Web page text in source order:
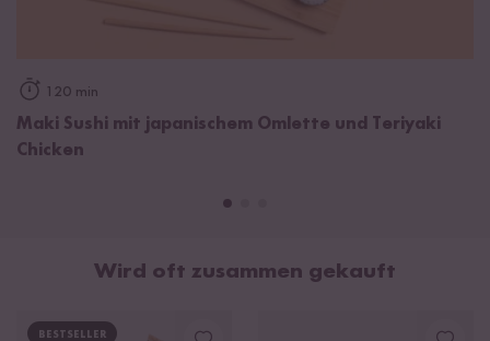
120 min
Maki Sushi mit japanischem Omlette und Teriyaki
Chicken
Wird oft zusammen gekauft
BESTSELLER